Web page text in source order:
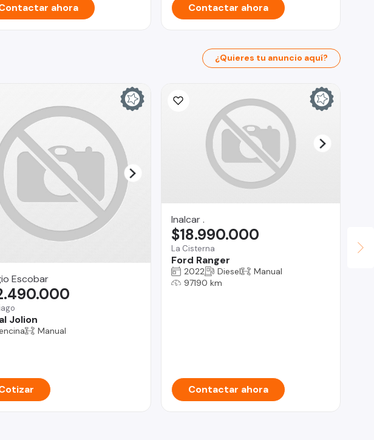
ahora Contactar ahora
¿Quieres tu anuncio aquí?
Escobar
Jolion
Manual
Inalcar .
La Cisterna
Ford Ranger
$18.990.000
2022 Diesel
Manual
97190 km
Contactar ahora